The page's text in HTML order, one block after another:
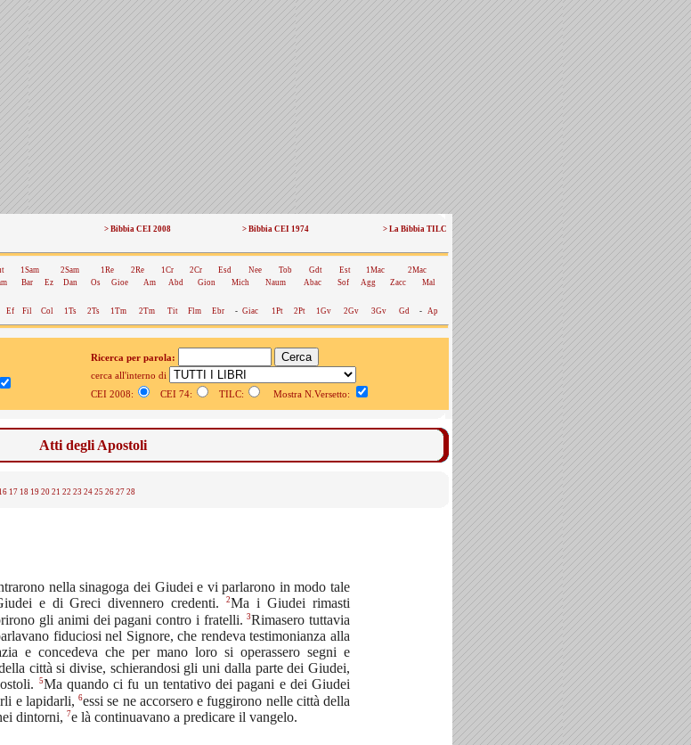
> Bibbia CEI 2008 > Bibbia CEI 1974 > La Bibbia TILC
1Sam 2Sam 1Re 2Re 1Cr 2Cr Esd Nee Tob Gdt Est 1Mac
2Mac
Bar Ez Dan Os Gioe Am Abd Gion Mich Naum Abac Sof Agg Zacc Mal
Ef Fil Col 1Ts 2Ts 1Tm 2Tm Tit Flm Ebr - Giac 1Pt 2Pt 1Gv 2Gv 3Gv Gd - Ap
Ricerca per parola:
cerca all'interno di
CEI 2008:
CEI 74: TILC: Mostra N.Versetto:
Atti degli Apostoli
16 17 18 19 20 21 22 23 24 25 26 27 28
nella sinagoga dei Giudei e vi parlarono in modo tale
e di Greci divennero credenti.2Ma i Giudei rimasti
gli animi dei pagani contro i fratelli.3Rimasero tuttavia
fiduciosi nel Signore, che rendeva testimonianza alla
e concedeva che per mano loro si operassero segni e
città si divise, schierandosi gli uni dalla parte dei Giudei,
5Ma quando ci fu un tentativo dei pagani e dei Giudei
e lapidarli, 6essi se ne accorsero e fuggirono nelle città della
dintorni, 7e là continuavano a predicare il vangelo.